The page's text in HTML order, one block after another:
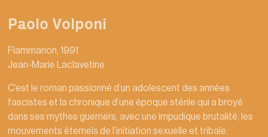
Paolo Volponi
Flammarion, 1991
Jean-Marie Laclavetine
C’est le roman passionné d’un adolescent des années
fascistes et la chronique d’une époque stérile qui a broyé
dans ses mythes guerriers, avec une impudique brutalité, les
mouvements éternels de l’initiation sexuelle et tribale.